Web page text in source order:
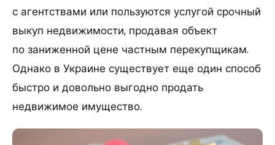
с агентствами или пользуются услугой срочный
выкуп недвижимости, продавая объект
по заниженной цене частным перекупщикам.
Однако в Украине существует еще один способ
быстро и довольно выгодно продать
недвижимое имущество.